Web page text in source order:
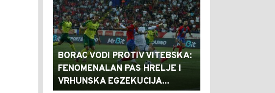
BORAC VODI PROTIV VITEBSKA:
FENOMENALAN PAS HRELJE I
VRHUNSKA EGZEKUCIJA...